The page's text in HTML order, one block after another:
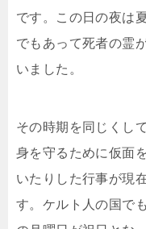
です。この日の夜は
でもあって死者の霊
いました。
その時期を同じくし
身を守るために仮面
いたりした行事が現
す。ケルト人の国で